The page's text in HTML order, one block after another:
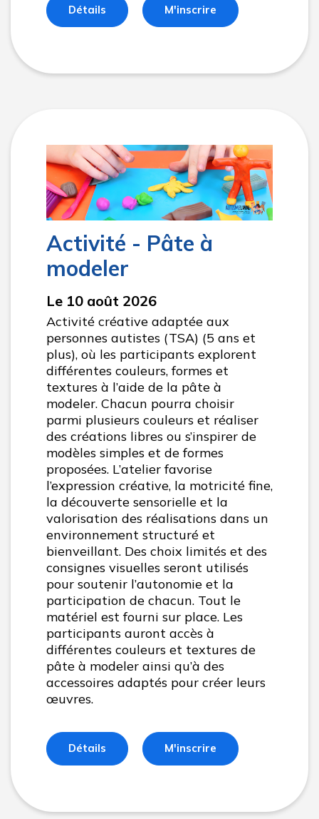
Détails M'inscrire
Activité - Pâte à
modeler
Le 10 août 2026
Activité créative adaptée aux
personnes autistes (TSA) (5 ans et
plus), où les participants explorent
différentes couleurs, formes et
textures à l’aide de la pâte à
modeler. Chacun pourra choisir
parmi plusieurs couleurs et réaliser
des créations libres ou s’inspirer de
modèles simples et de formes
proposées. L’atelier favorise
l’expression créative, la motricité fine,
la découverte sensorielle et la
valorisation des réalisations dans un
environnement structuré et
bienveillant. Des choix limités et des
consignes visuelles seront utilisés
pour soutenir l’autonomie et la
participation de chacun. Tout le
matériel est fourni sur place. Les
participants auront accès à
différentes couleurs et textures de
pâte à modeler ainsi qu’à des
accessoires adaptés pour créer leurs
œuvres.
Détails M'inscrire